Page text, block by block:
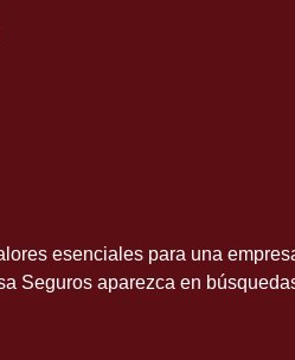
esenciales para una
Seguros aparezca en